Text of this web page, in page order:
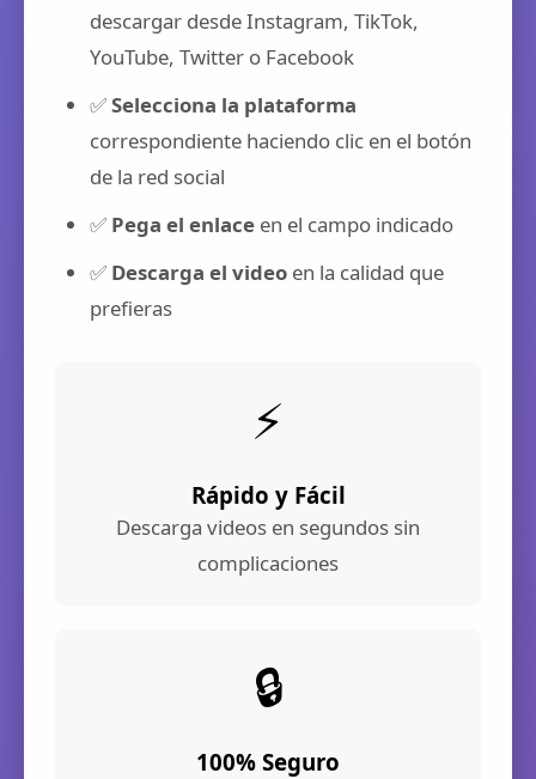
descargar desde Instagram, TikTok,
YouTube, Twitter o Facebook
✅Selecciona la plataforma
correspondiente haciendo clic en el botón
de la red social
✅ Pega el enlace en el campo indicado
✅ Descarga el video en la calidad que
prefieras
⚡
Rápido y Fácil
Descarga videos en segundos sin
complicaciones
🔒
100% Seguro